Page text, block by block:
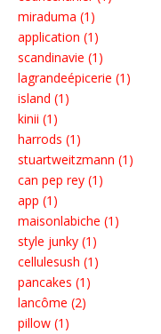
miraduma (1)
application (1)
scandinavie (1)
lagrandeépicerie (1)
island (1)
kinii (1)
harrods (1)
stuartweitzmann (1)
can pep rey (1)
app (1)
maisonlabiche (1)
style junky (1)
cellulesush (1)
pancakes (1)
lancôme (2)
pillow (1)